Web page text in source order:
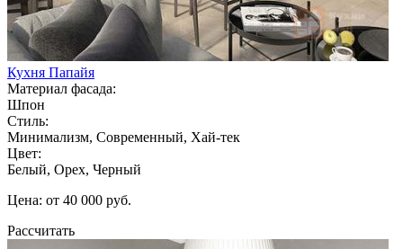
Кухня Папайя
Материал фасада:
Шпон
Стиль:
Минимализм, Современный, Хай-тек
Цвет:
Белый, Орех, Черный
Цена: от 40 000 руб.
Рассчитать